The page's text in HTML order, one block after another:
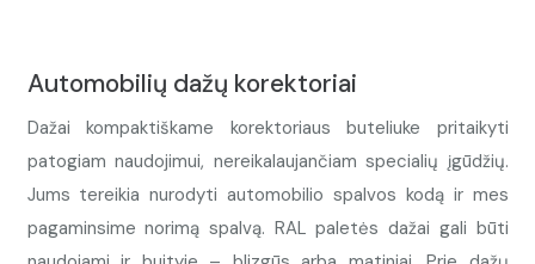
Automobilių dažų korektoriai
Dažai kompaktiškame korektoriaus buteliuke pritaikyti
patogiam naudojimui, nereikalaujančiam specialių įgūdžių.
Jums tereikia nurodyti automobilio spalvos kodą ir mes
pagaminsime norimą spalvą. RAL paletės dažai gali būti